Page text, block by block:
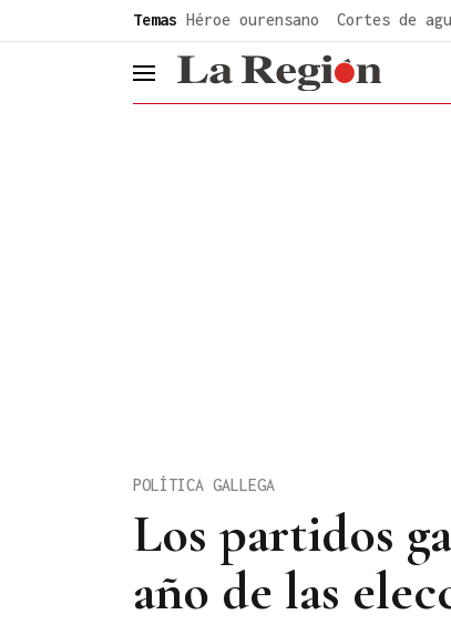
Temas Héroe ourensano Cortes de
header.menu.open
Los partidos
año de las
POLÍTICA GALLEGA